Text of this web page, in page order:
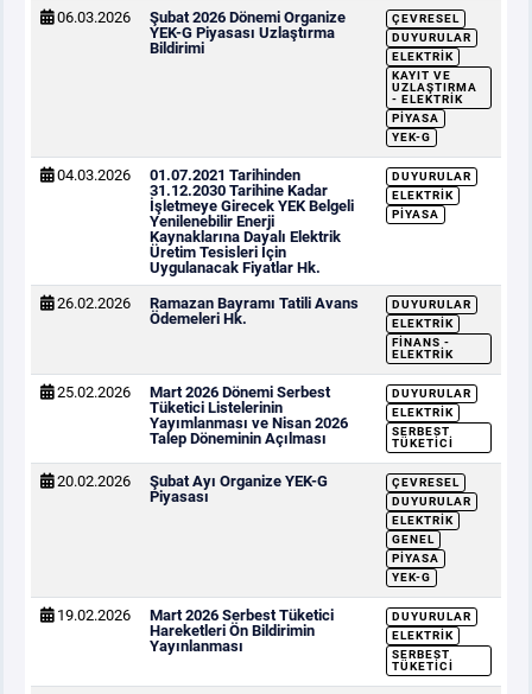
06.03.2026
Şubat 2026 Dönemi Organize
YEK-G Piyasası Uzlaştırma
Bildirimi
ÇEVRESEL
DUYURULAR
ELEKTRIK
KAYIT VE
UZLAŞTIRMA
- ELEKTRIK
PIYASA
YEK-G
04.03.2026
01.07.2021 Tarihinden
31.12.2030 Tarihine Kadar
İşletmeye Girecek YEK Belgeli
Yenilenebilir Enerji
Kaynaklarına Dayalı Elektrik
Üretim Tesisleri İçin
Uygulanacak Fiyatlar Hk.
DUYURULAR
ELEKTRIK
PIYASA
26.02.2026
Ramazan Bayramı Tatili Avans
Ödemeleri Hk.
DUYURULAR
ELEKTRIK
FINANS -
ELEKTRIK
25.02.2026
Mart 2026 Dönemi Serbest
Tüketici Listelerinin
Yayımlanması ve Nisan 2026
Talep Döneminin Açılması
DUYURULAR
ELEKTRIK
SERBEST
TÜKETICI
20.02.2026
Şubat Ayı Organize YEK-G
Piyasası
ÇEVRESEL
DUYURULAR
ELEKTRIK
GENEL
PIYASA
YEK-G
19.02.2026
Mart 2026 Serbest Tüketici
Hareketleri Ön Bildirimin
Yayınlanması
DUYURULAR
ELEKTRIK
SERBEST
TÜKETICI